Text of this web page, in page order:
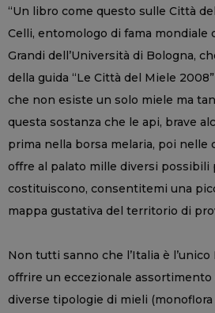
“Un libro come questo sulle Città
Celli, entomologo di fama mondiale
Grandi dell’Università di Bologna,
della guida “Le Città del Miele
che non esiste un solo miele ma
questa sostanza che le api, brave
prima nella borsa melaria, poi nelle
offre al palato mille diversi possibili
costituiscono, consentitemi una
mappa gustativa del territorio di
Non tutti sanno che l’Italia è l’unico
offrire un eccezionale assortimento
diverse tipologie di mieli